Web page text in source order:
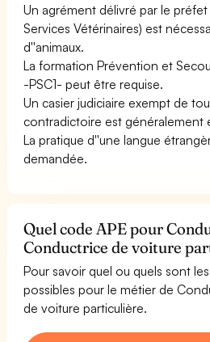
Un agrément délivré par le
Services Vétérinaires) est
d''animaux.
La formation Prévention et
-PSC1- peut être requise.
Un casier judiciaire exempt de
contradictoire est généralement
La pratique d''une langue
demandée.
Quel code APE pour
Conductrice de voiture
Pour savoir quel ou quels sont
possibles pour le métier de
de voiture particulière.